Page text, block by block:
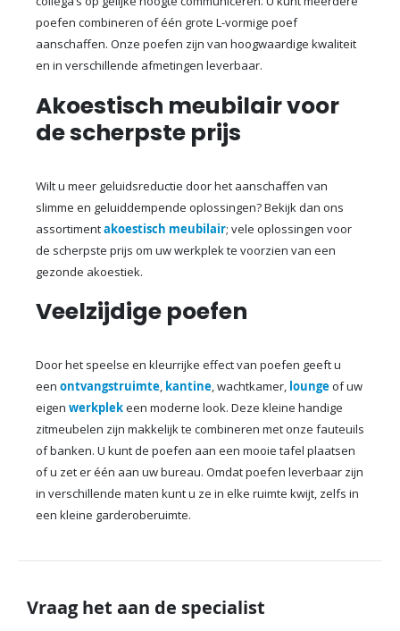
poefen combineren of één grote L-vormige poef
aanschaffen. Onze poefen zijn van hoogwaardige kwaliteit
en in verschillende afmetingen leverbaar.
Akoestisch meubilair voor
de scherpste prijs
Wilt u meer geluidsreductie door het aanschaffen van
slimme en geluiddempende oplossingen? Bekijk dan ons
assortimentakoestisch meubilair; vele oplossingen voor
de scherpste prijs om uw werkplek te voorzien van een
gezonde akoestiek.
Veelzijdige poefen
Door het speelse en kleurrijke effect van poefen geeft u
een ontvangstruimte, kantine, wachtkamer, loungeof uw
eigen werkplekeen moderne look. Deze kleine handige
zitmeubelen zijn makkelijk te combineren met onze fauteuils
of banken. U kunt de poefen aan een mooie tafel plaatsen
of u zet er één aan uw bureau. Omdat poefen leverbaar zijn
in verschillende maten kunt u ze in elke ruimte kwijt, zelfs in
een kleine garderoberuimte.
Vraag het aan de specialist